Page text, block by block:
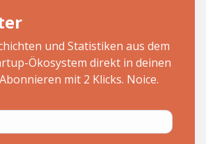
und Statistiken aus dem
Ökosystem direkt in deinen
mit 2 Klicks. Noice.